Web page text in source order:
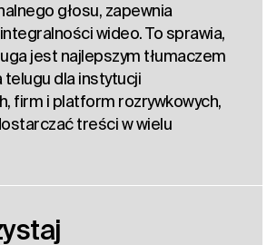
głosu, zapewnia
wideo. To sprawia,
jest najlepszym tłumaczem
telugu dla instytucji
firm i platform rozrywkowych,
treści w wielu